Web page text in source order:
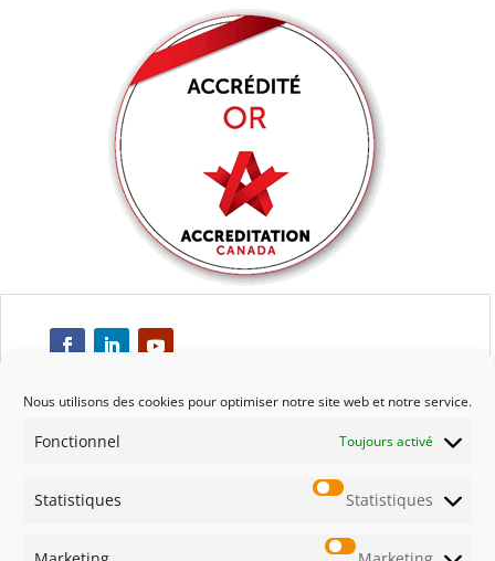
Nous utilisons des cookies pour optimiser notre site web et notre service.
Fonctionnel Toujours activé
Statistiques Statistiques
Respect
Engagement